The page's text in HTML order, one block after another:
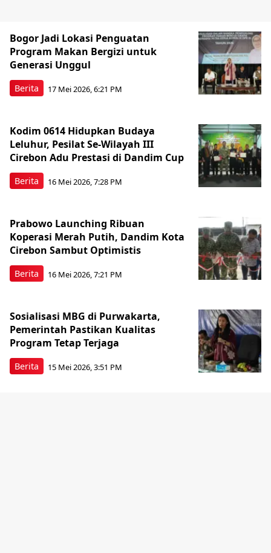
Berita
Bogor Jadi Lokasi Penguatan
Program Makan Bergizi untuk
Generasi Unggul
17 Mei 2026, 6:21 PM
Berita
Kodim 0614 Hidupkan Budaya
Leluhur, Pesilat Se-Wilayah III
Cirebon Adu Prestasi di Dandim Cup
16 Mei 2026, 7:28 PM
Berita
Prabowo Launching Ribuan
Koperasi Merah Putih, Dandim Kota
Cirebon Sambut Optimistis
16 Mei 2026, 7:21 PM
Berita
Sosialisasi MBG di Purwakarta,
Pemerintah Pastikan Kualitas
Program Tetap Terjaga
15 Mei 2026, 3:51 PM